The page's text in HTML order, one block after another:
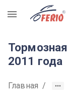
R
2011 года
Главная /